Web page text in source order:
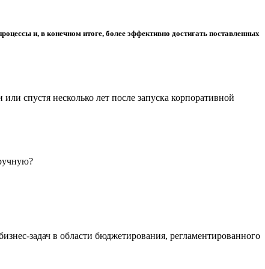
и, в конечном итоге, более эффективно достигать поставленных
спустя несколько лет после запуска корпоративной
задач в области бюджетирования, регламентированного